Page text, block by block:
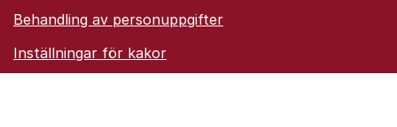
Behandling av personuppgifter
Inställningar för kakor